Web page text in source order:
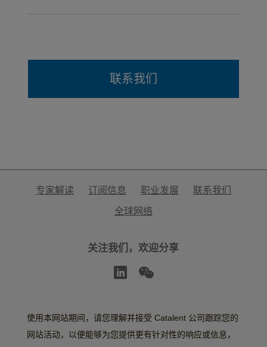
联系我们
专家解读 订阅信息 职业发展 联系我们
全球网络
关注我们，欢迎分享
使用本网站期间，请您理解并接受 Catalent 公司跟踪您的
网站活动，以便能够为您提供更有针对性的响应或信息，